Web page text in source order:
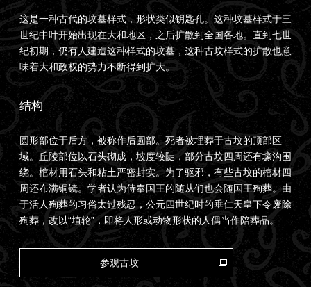
这是一种古代的坟墓样式，形状类似钥匙孔。这种坟墓样式于三
世纪中叶开始出现在大和地区，之后扩散到全国各地。直到七世
纪初期，仍有人建造这种样式的坟墓，这种古坟样式的扩散也意
味着大和政权的势力不断得到扩大。
结构
圆形部位于后方，被称作后圆部。死者被埋葬于古坟的顶部区
域。丘陵部位以石头砌成，坡度较陡，部分古坟四周还有壕沟围
绕。棺材用石头和粘土严密封实。为了驱邪，有些古坟的棺材四
周还布满铜镜。学者认为侍奉国王的随从们也会随国王殉葬。由
于活人殉葬的习俗太过残忍，公元四世纪时的垂仁天皇下令废除
殉葬，改以“埴轮”，即将人形或动物形状的人偶当作陪葬品。
参观古坟